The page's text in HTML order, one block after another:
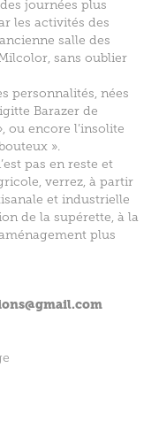
journées plus
les activités des
salle des
sans oublier
personnalités, nées
Barazer de
ou encore l’insolite
».
pas en reste et
verrez, à partir
et industrielle
de la supérette, à la
plus